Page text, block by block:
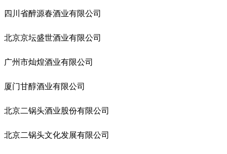
四川省醉源春酒业有限公司
北京京坛盛世酒业有限公司
广州市灿煌酒业有限公司
厦门甘醇酒业有限公司
北京二锅头酒业股份有限公司
北京二锅头文化发展有限公司